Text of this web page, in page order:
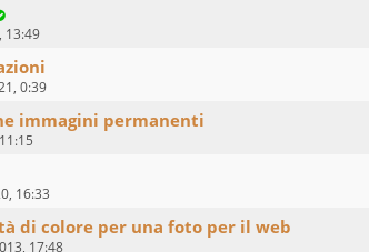
13:49
0:39
immagini permanenti
16:33
di colore per una foto per il web
17:48